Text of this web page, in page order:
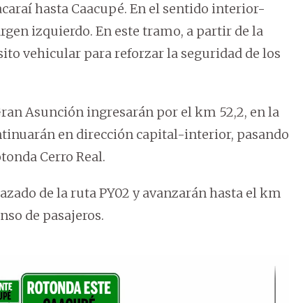
hasta Caacupé. En el sentido interior-
izquierdo. En este tramo, a partir de la
vehicular para reforzar la seguridad de los
Asunción ingresarán por el km 52,2, en la
en dirección capital-interior, pasando
Cerro Real.
de la ruta PY02 y avanzarán hasta el km
de pasajeros.